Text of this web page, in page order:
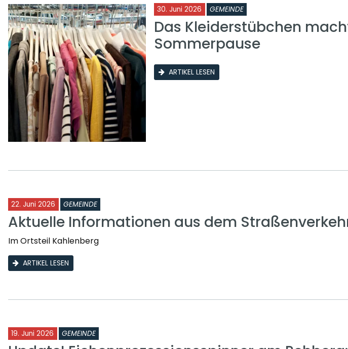
30. Juni 2026 GEMEINDE
Das Kleiderstübchen
Sommerpause
ARTIKEL LESEN
22. Juni 2026 GEMEINDE
Aktuelle Informationen aus dem
Im Ortsteil Kahlenberg
ARTIKEL LESEN
19. Juni 2026 GEMEINDE